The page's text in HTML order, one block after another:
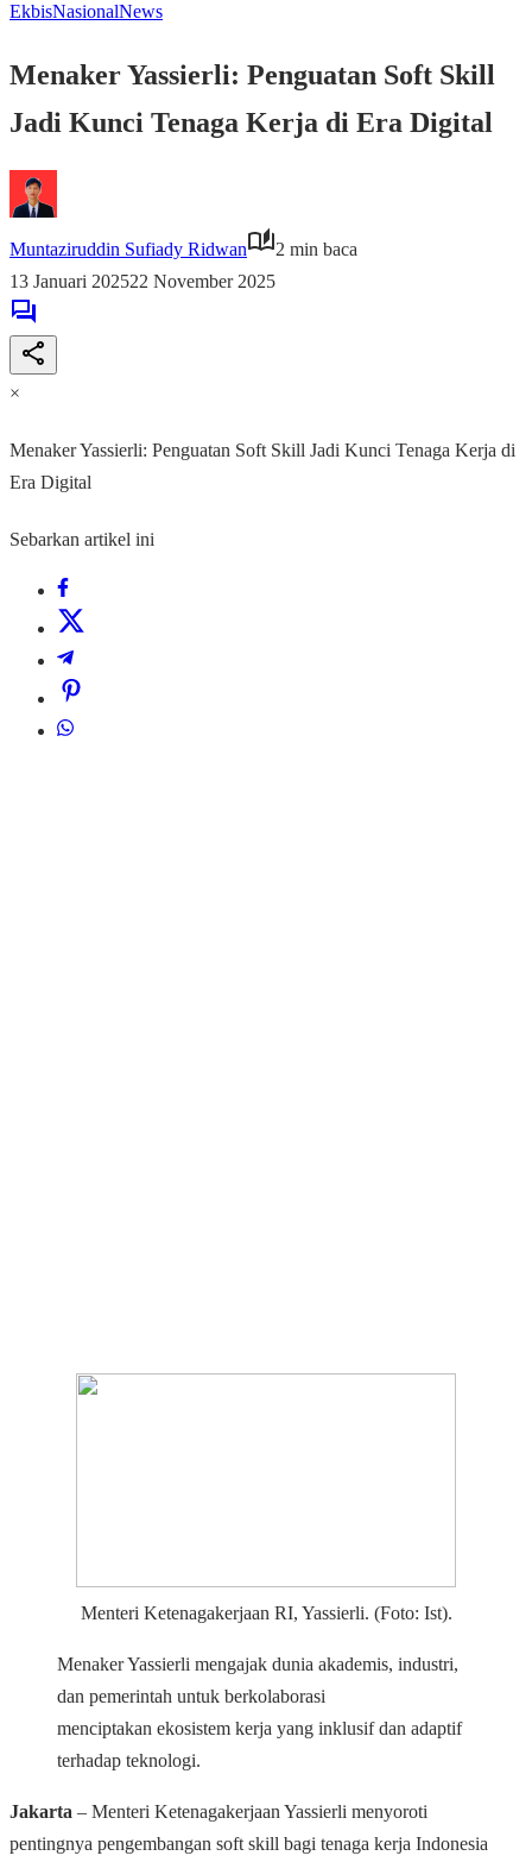
EkbisNasionalNews
Menaker Yassierli: Penguatan Soft Skill
Jadi Kunci Tenaga Kerja di Era Digital
Muntaziruddin Sufiady Ridwan
2 min baca
13 Januari 202522 November 2025
×
Menaker Yassierli: Penguatan Soft Skill Jadi Kunci Tenaga Kerja di
Era Digital
Sebarkan artikel ini
Menteri Ketenagakerjaan RI, Yassierli. (Foto: Ist).
Menaker Yassierli mengajak dunia akademis, industri,
dan pemerintah untuk berkolaborasi
menciptakan ekosistem kerja yang inklusif dan adaptif
terhadap teknologi.
Jakarta – Menteri Ketenagakerjaan Yassierli menyoroti
pentingnya pengembangan soft skill bagi tenaga kerja Indonesia